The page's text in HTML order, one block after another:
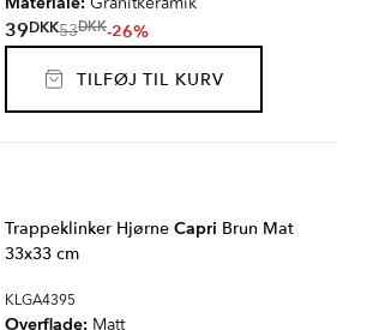
Granitkeramik
39DKK53DKK-26%
TILFØJ TIL KURV
Trappeklinker Hjørne Capri Brun Mat
33x33 cm
KLGA4395
Overflade: Matt